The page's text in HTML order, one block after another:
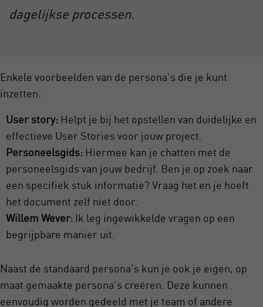
dagelijkse processen.
Enkele voorbeelden van de persona’s die je kunt
inzetten:
User story: Helpt je bij het opstellen van duidelijke en
effectieve User Stories voor jouw project.
Personeelsgids: Hiermee kan je chatten met de
personeelsgids van jouw bedrijf. Ben je op zoek naar
een specifiek stuk informatie? Vraag het en je hoeft
het document zelf niet door.
Willem Wever: Ik leg ingewikkelde vragen op een
begrijpbare manier uit.
Naast de standaard persona’s kun je ook je eigen, op
maat gemaakte persona’s creëren. Deze kunnen
eenvoudig worden gedeeld met je team of andere